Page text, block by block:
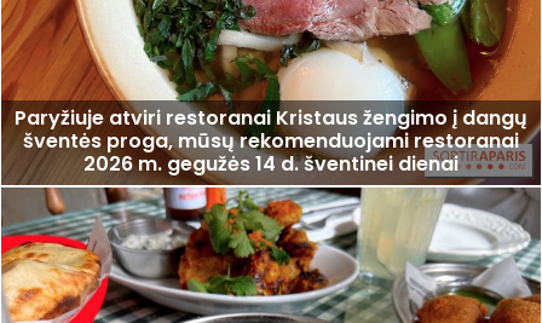
Paryžiuje atviri restoranai Kristaus žengimo į dangų
šventės proga, mūsų rekomenduojami restoranai
2026 m. gegužės 14 d. šventinei dienai